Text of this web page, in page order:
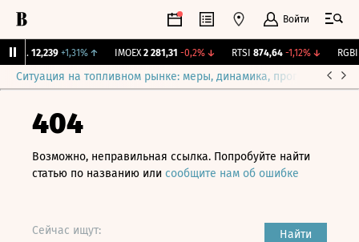
Войти
12,239 +1,31% ↑ IMOEX 2 281,31 -0,2%↓ RTSI 874,64 -1,12%↓ RGBI
Ситуация на топливном рынке: меры, динамика, прогнозы
404
Возможно, неправильная ссылка. Попробуйте найти
статью по названию или сообщите нам об ошибке
Сейчас ищут: Найти